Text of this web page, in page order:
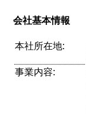
会社基本情報
本社所在地:
事業内容: